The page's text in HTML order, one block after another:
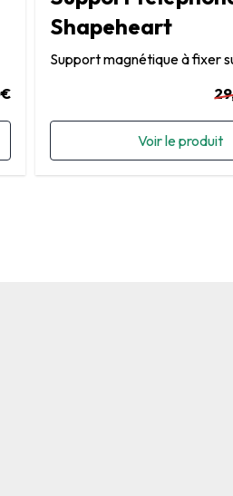
Shapeheart
Support magnétique à fixer
Voir le produit